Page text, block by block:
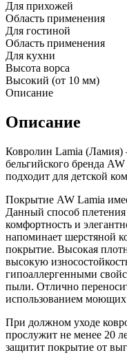
Для прихожей
Область применения
Для гостиной
Область применения
Для кухни
Высота ворса
Высокий (от 10 мм)
Описание
Описание
Ковролин Lamia (Ламия)
бельгийского бренда
подходит для детской
Покрытие AW Lamia
Данный способ
комфортность и
напоминает шерстяной
покрытие. Высокая
высокую
гипоаллергенными
пыли. Отлично
использованием моющих
При должном уходе
прослужит не менее 20
защитит покрытие от